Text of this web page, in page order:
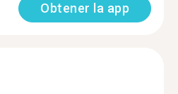
Obtener la app